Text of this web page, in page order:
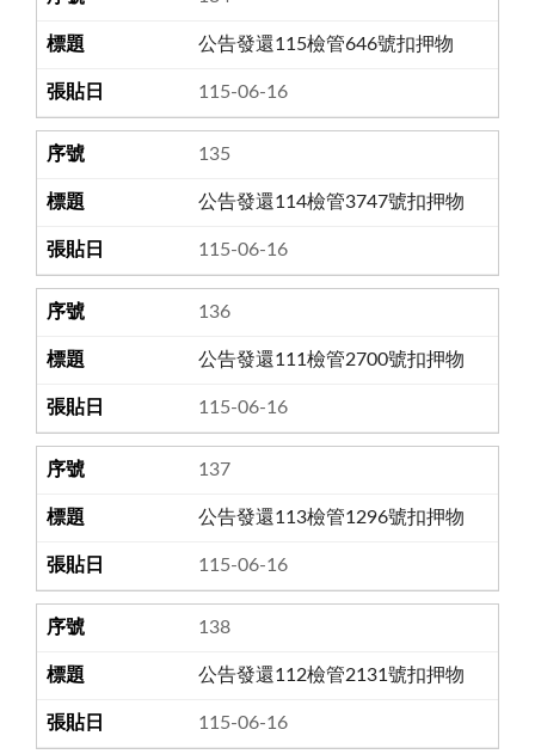
公告發還115檢管646號扣押物
115-06-16
135
公告發還114檢管3747號扣押物
115-06-16
136
公告發還111檢管2700號扣押物
115-06-16
137
公告發還113檢管1296號扣押物
115-06-16
138
公告發還112檢管2131號扣押物
115-06-16